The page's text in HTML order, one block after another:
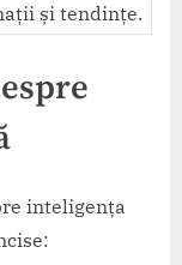
și tendințe.
inteligența